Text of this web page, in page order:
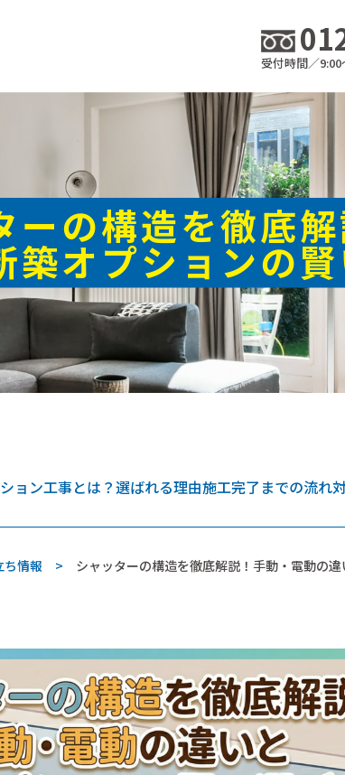
受付時間／
ーの構造を徹底
築オプションの
ョン工事とは？選ばれる理由施工完了までの流れ
ち情報 シャッターの構造を徹底解説！手動・電動の